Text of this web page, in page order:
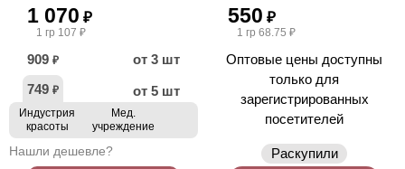
1 070 ₽
1 гр 107 ₽
909 ₽
от 3 шт
749 ₽ от 5 шт
Индустрия
красоты
Мед.
учреждение
Нашли дешевле?
550 ₽
1 гр 68.75 ₽
Оптовые цены доступны
только для
зарегистрированных
посетителей
Раскупили